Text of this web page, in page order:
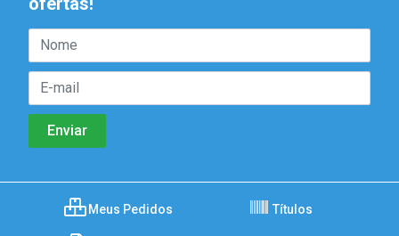
Meus Pedidos Títulos